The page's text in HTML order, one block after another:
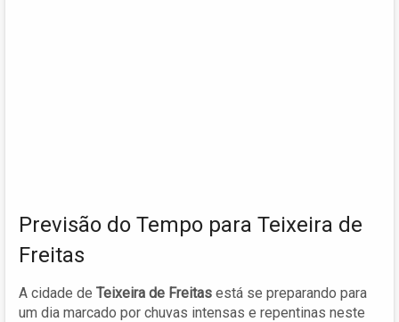
Previsão do Tempo para Teixeira de
Freitas
A cidade de Teixeira de Freitas está se preparando para
um dia marcado por chuvas intensas e repentinas neste